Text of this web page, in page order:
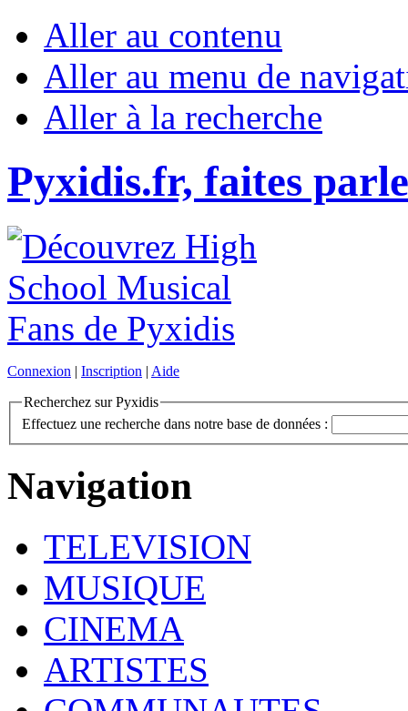
Aller au contenu
Aller au menu de
Aller à la recherche
Pyxidis.fr, faites
Connexion | Inscription | Aide
Recherchez sur Pyxidis
Effectuez une recherche dans notre base de données :
Navigation
TELEVISION
MUSIQUE
CINEMA
ARTISTES